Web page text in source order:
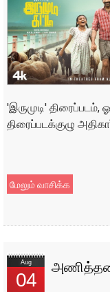
'இருமுடி'
திரைப்படக்குழு
மேலும் வாசிக்க
Aug
04